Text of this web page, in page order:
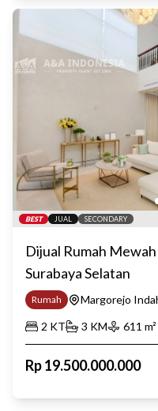
BEST JUAL SECONDARY
Dijual Rumah
Surabaya Selatan
Rumah
Margorejo
2 KT 3 KM 611 m²
Rp19.500.000.000